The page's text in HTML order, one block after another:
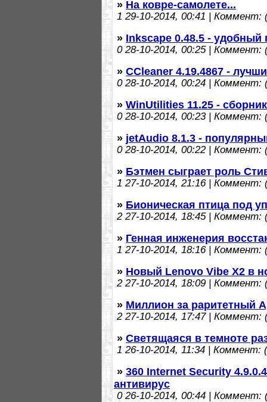
» На ковре-самолете...
1 29-10-2014, 00:41 | Коммент:
» Inkscape 0.48.5 - удобный
028-10-2014, 00:25 | Коммент:
» CCleaner 4.19.4867 -
028-10-2014, 00:24 | Коммент:
» WinUtilities 11.25 -
028-10-2014, 00:23 | Коммент:
» jetAudio 8.1.3 -
028-10-2014, 00:22 | Коммент:
» Бэтмен сыграет роль
1 27-10-2014, 21:16 | Коммент:
» Бионическая птица под
227-10-2014, 18:45 | Коммент:
» Генная инженерия
1 27-10-2014, 18:16 | Коммент:
» Новый Lenovo Vibe X2 в
227-10-2014, 18:09 | Коммент:
» Миллион за раритетный
227-10-2014, 17:47 | Коммент:
» Светящаяся в темноте
1 26-10-2014, 11:34 | Коммент:
» 360 Internet Security
антивирус
026-10-2014, 00:44 | Коммент: